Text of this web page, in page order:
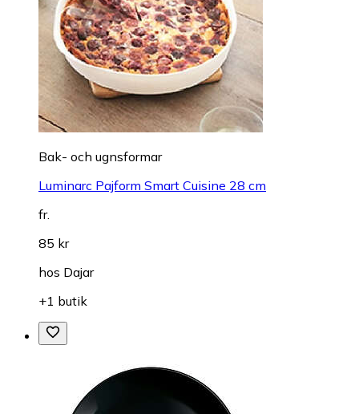
Bak- och ugnsformar
Luminarc Pajform Smart Cuisine 28 cm
fr.
85 kr
hos Dajar
+1 butik